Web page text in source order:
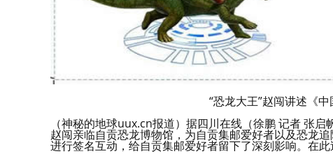
“恐龙大王”赵闯讲述《
（神秘的地球uux.cn报道）据四川在线（徐鹏 记者 张
赵闯亲临自贡恐龙博物馆，为自贡集邮爱好者以及恐龙
进行签名互动，给自贡集邮爱好者留下了深刻影响。在